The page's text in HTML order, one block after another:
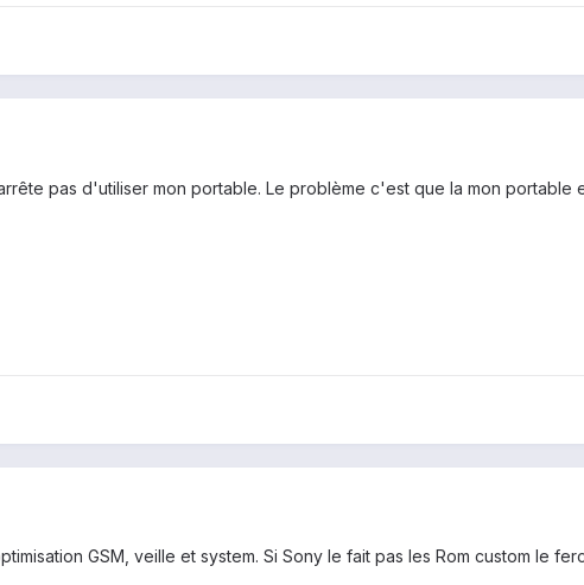
pas d'utiliser mon portable. Le problème c'est que la mon portable
GSM, veille et system. Si Sony le fait pas les Rom custom le